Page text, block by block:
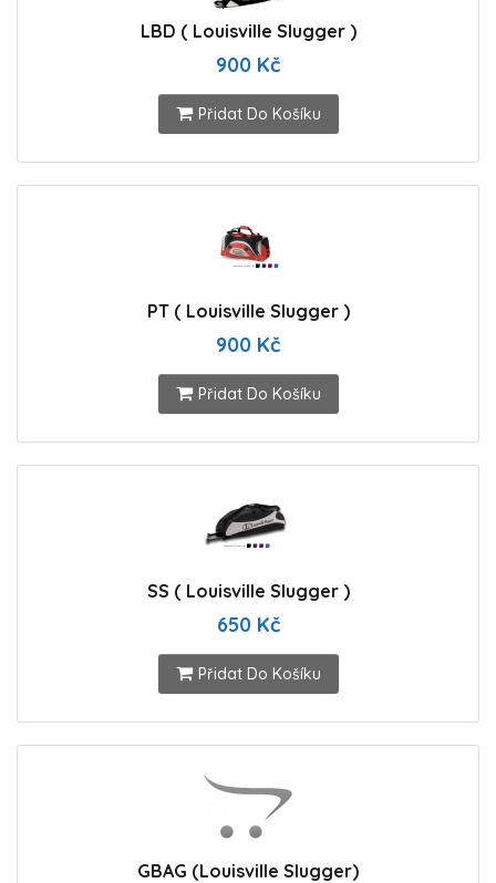
LBD ( Louisville Slugger )
900 Kč
Přidat Do Košíku
PT ( Louisville Slugger )
900 Kč
Přidat Do Košíku
SS ( Louisville Slugger )
650 Kč
Přidat Do Košíku
GBAG (Louisville Slugger)